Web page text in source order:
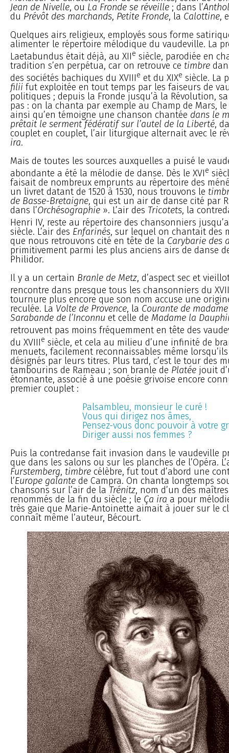
Jean de Nivelle, ou La Fronde se réveille ; dans l’
du Prévôt des marchands, Petite Fronde, la Calottine,
Quelques airs religieux, employés sous forme
alimenter le répertoire mélodique du vaudeville. La
Laetabundus était déjà, au XIIe siècle, parodiée en
tradition s’en perpétua, car on retrouve ce timbre
des sociétés bachiques du XVIIIe et du XIXe siècle. La
filii fut exploitée en tout temps par les faiseurs de
politiques ; depuis la Fronde jusqu’à la Révolution,
pas : on la chanta par exemple au Champ de Mars, le
ainsi qu’en témoigne une chanson chantée dans le
prêtait le serment fédératif sur l’autel de la Liberté,
couplet en couplet, l’air liturgique alternait avec le
ira.
Mais de toutes les sources auxquelles a puisé le
abondante a été la mélodie de danse. Dès le XVIe
faisait de nombreux emprunts au répertoire des
un livret datant de 1520 à 1530, nous trouvons le
de Basse-Bretaigne, qui est un air de danse cité par
dans l’Orchésographie ». L’air des Tricotets, la
Henri IV, reste au répertoire des chansonniers
siècle. L’air des Enfarinés, sur lequel on chantait des
que nous retrouvons cité en tête de la Carybarie des
primitivement parmi les plus anciens airs de danse
Philidor.
Il y a un certain Branle de Metz, d’aspect sec et
rencontre dans presque tous les chansonniers du
tournure plus encore que son nom accuse une
reculée. La Volte de Provence, la Courante de
Sarabande de l’Inconnu et celle de Madame la
retrouvent pas moins fréquemment en tête des
du XVIIIe siècle, et cela au milieu d’une infinité de
menuets, facilement reconnaissables même
désignés par leurs titres. Plus tard, c’est le tour des
tambourins de Rameau ; son branle de Platée jouit
étonnante, associé à une poésie grivoise encore
premier couplet :
Palsambleu, monsieur le curé !
Vous qui dirigez nos âmes,
Pensez-vous donc pouvoir à votre
Diriger aussi nos femmes ?
Puis la contredanse fait invasion dans le vaudeville
que dans les salons ou sur les planches de l’Opéra.
Furstemberg, timbre célèbre, fut tout d’abord une
l’Europe galante de Campra. On chanta longtemps
chansons sur l’air de la Trénitz, nom d’un des
renommés de la fin du siècle ; le Ça ira a pour
très gaie que Marie-Antoinette aimait à jouer sur le
connaît même l’auteur, Bécourt.